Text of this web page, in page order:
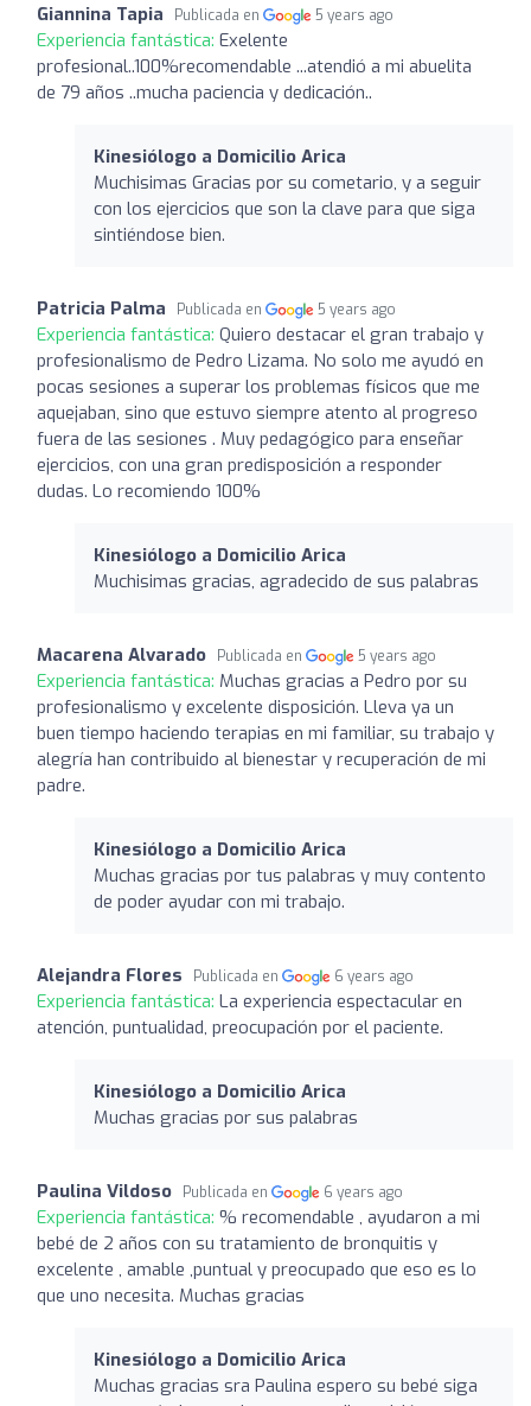
Giannina Tapia Publicada en 5 years ago
Experiencia fantástica: Exelente
profesional..100%recomendable ...atendió a mi abuelita
de 79 años ..mucha paciencia y dedicación..
Kinesiólogo a Domicilio Arica
Muchisimas Gracias por su cometario, y a seguir
con los ejercicios que son la clave para que siga
sintiéndose bien.
Patricia Palma Publicada en 5 years ago
Experiencia fantástica: Quiero destacar el gran trabajo y
profesionalismo de Pedro Lizama. No solo me ayudó en
pocas sesiones a superar los problemas físicos que me
aquejaban, sino que estuvo siempre atento al progreso
fuera de las sesiones . Muy pedagógico para enseñar
ejercicios, con una gran predisposición a responder
dudas. Lo recomiendo 100%
Kinesiólogo a Domicilio Arica
Muchisimas gracias, agradecido de sus palabras
Macarena Alvarado Publicada en 5 years ago
Experiencia fantástica: Muchas gracias a Pedro por su
profesionalismo y excelente disposición. Lleva ya un
buen tiempo haciendo terapias en mi familiar, su trabajo y
alegría han contribuido al bienestar y recuperación de mi
padre.
Kinesiólogo a Domicilio Arica
Muchas gracias por tus palabras y muy contento
de poder ayudar con mi trabajo.
Alejandra Flores Publicada en 6 years ago
Experiencia fantástica: La experiencia espectacular en
atención, puntualidad, preocupación por el paciente.
Kinesiólogo a Domicilio Arica
Muchas gracias por sus palabras
Paulina Vildoso Publicada en 6 years ago
Experiencia fantástica: % recomendable , ayudaron a mi
bebé de 2 años con su tratamiento de bronquitis y
excelente , amable ,puntual y preocupado que eso es lo
que uno necesita. Muchas gracias
Kinesiólogo a Domicilio Arica
Muchas gracias sra Paulina espero su bebé siga